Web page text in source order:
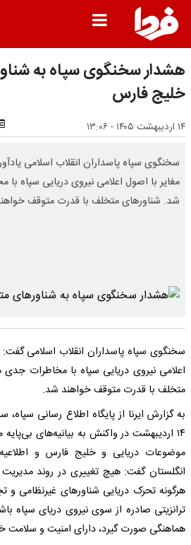
هشدار سخنگوی سپاه به
خلیج فارس
۱۴ اردیبهشت ۱۴۰۵ - ۱۳:۰۶
سخنگوی سپاه پاسداران انقلاب اسلامی
مغایر با اصول اعلامی نیروی دریایی سپاه
شد. شناورهای متخلف با قدرت متوقف
سخنگوی سپاه پاسداران انقلاب اسلامی گفت:
اعلامی نیروی دریایی سپاه با مخاطرات
متخلف با قدرت متوقف خواهند شد.
به گزارش ایرنا از پایگاه اطلاع رسانی
۱۴ اردیبهشت در واکنش به بیانیه‌های
موضوعات دریایی و خلیج فارس و
انگلستان گفت: هیچ تغییری در روند
هرگونه تحرک دریایی شناورهای غیرنظامی و
ترانزیتی صادره از سوی نیروی دریای
هماهنگی صورت گیرد، دارای امنیت و سلامت